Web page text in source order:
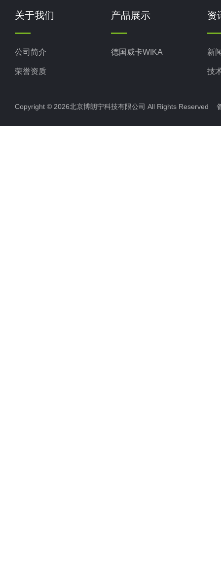
关于我们
公司简介
荣誉资质
产品展示
德国威卡WIKA
资
新
技
Copyright © 2026北京博朗宁科技有限公司 All Rights Reserved